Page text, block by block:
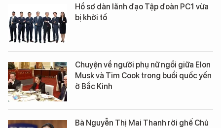
Hồ sơ dàn lãnh đạo Tập đoàn PC1 vừa
bị khởi tố
Chuyện về người phụ nữ ngồi giữa Elon
Musk và Tim Cook trong buổi quốc yến
ở Bắc Kinh
Bà Nguyễn Thị Mai Thanh rời ghế Chủ